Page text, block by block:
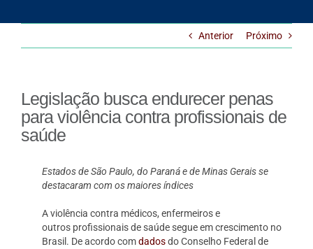
Anterior Próximo
Legislação busca endurecer penas
para violência contra profissionais de
saúde
Estados de São Paulo, do Paraná e de Minas Gerais se
destacaram com os maiores índices
A violência contra médicos, enfermeiros e
outros profissionais de saúde segue em crescimento no
Brasil. De acordo comdadosdo Conselho Federal de